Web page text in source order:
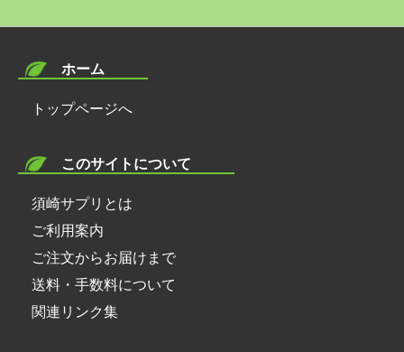
つＥＰＡ、ＤＨＡ。肝機能を強化するタウリン。
●ガン・腫瘍
免疫力強化のためにビタミン、ミネラル。病原体対策
●膀胱炎・尿結石症
病原体の侵入を防ぐビタミンＡ。膀胱の粘膜を強化す
るビタミンＣ。免疫機能を助けるＥＰＡ、ＤＨＡ。
●消化器系疾患・腸炎
胃腸の粘膜を保護するビタミンＡ。粘膜を修復するビ
タウリン、アントシアニンを摂る＞
チオン、ＥＰＡ・ＤＨＡ、タウリンを摂る＞
Ａ、食物繊維を摂る＞
ＨＡを摂る＞
を摂る＞
●肝臓病 ＜良質のたんぱく質を摂る＞
●腎臓病 ＜植物性たんぱく質、ＥＰＡ・ＤＨＡ、ア
スタキサンチンを摂る＞
●肥満 ＜ビタミンＢ1・Ｂ2、クエン酸、食物繊維を
摂る＞
●豆類 ＜むくみ解消、スタミナ強化＞
●大豆製品 ＜老化・肥満防止＞
●果物類 ＜動脈硬化・生活習慣病予防＞
●玄米 ＜ガン抑制・老化防止＞
●植物性油 ＜コレステロール低下＞
第４章 効き目で探す栄養素事典
●犬に必要な栄養素 ＜栄養の基本を再確認しよう＞
●糖質 ＜元気のもとになるエネルギー＞
ホーム
トップページへ
このサイトについて
須崎サプリとは
ご利用案内
ご注文からお届けまで
送料・手数料について
関連リンク集